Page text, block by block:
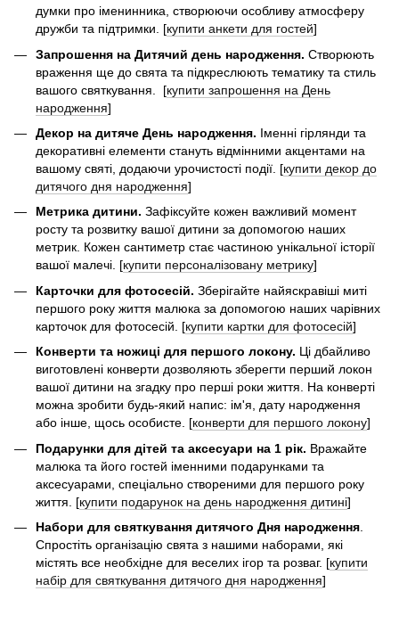
думки про іменинника, створюючи особливу атмосферу
дружби та підтримки. [купити анкети для гостей]
Запрошення на Дитячий день народження. Створюють
враження ще до свята та підкреслюють тематику та стиль
вашого святкування. [купити запрошення на День
народження]
Декор на дитяче День народження. Іменні гірлянди та
декоративні елементи стануть відмінними акцентами на
вашому святі, додаючи урочистості події. [купити декор до
дитячого дня народження]
Метрика дитини. Зафіксуйте кожен важливий момент
росту та розвитку вашої дитини за допомогою наших
метрик. Кожен сантиметр стає частиною унікальної історії
вашої малечі. [купити персоналізовану метрику]
Карточки для фотосесій. Зберігайте найяскравіші миті
першого року життя малюка за допомогою наших чарівних
карточок для фотосесій. [купити картки для фотосесій]
Конверти та ножиці для першого локону. Ці дбайливо
виготовлені конверти дозволяють зберегти перший локон
вашої дитини на згадку про перші роки життя. На конверті
можна зробити будь-який напис: ім'я, дату народження
або інше, щось особисте. [конверти для першого локону]
Подарунки для дітей та аксесуари на 1 рік. Вражайте
малюка та його гостей іменними подарунками та
аксесуарами, спеціально створеними для першого року
життя. [купити подарунок на день народження дитині]
Набори для святкування дитячого Дня народження
Спростіть організацію свята з нашими наборами, які
містять все необхідне для веселих ігор та розваг. [купити
набір для святкування дитячого дня народження]